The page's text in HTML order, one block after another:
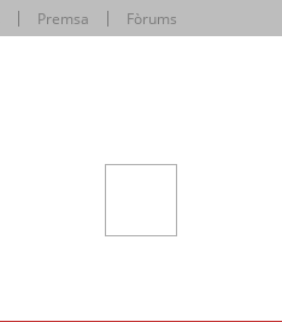
Premsa Fòrums